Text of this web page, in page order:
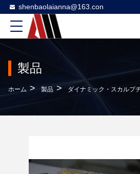
shenbaolaianna@163.con
製品
ホーム > 製品 > ダイナミック・スカルプ